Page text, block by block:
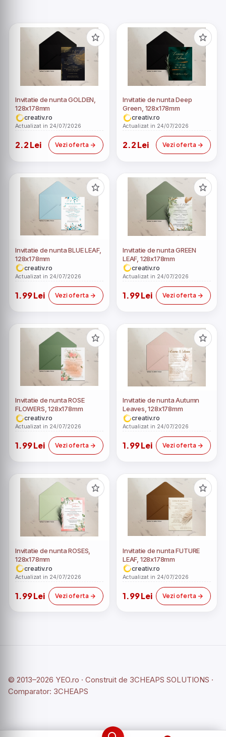
Invitatie de nunta GOLDEN,
128x178mm
creativ.ro
Actualizat in 24/07/2026
2.2 Lei Vezi oferta
Invitatie de nunta Deep
Green, 128x178mm
creativ.ro
Actualizat in 24/07/2026
2.2 Lei Vezi oferta
Invitatie de nunta BLUE LEAF,
128x178mm
creativ.ro
Actualizat in 24/07/2026
1.99 Lei Vezi oferta
Invitatie de nunta GREEN
LEAF, 128x178mm
creativ.ro
Actualizat in 24/07/2026
1.99 Lei Vezi oferta
Invitatie de nunta ROSE
FLOWERS, 128x178mm
creativ.ro
Actualizat in 24/07/2026
1.99 Lei Vezi oferta
Invitatie de nunta Autumn
Leaves, 128x178mm
creativ.ro
Actualizat in 24/07/2026
1.99 Lei Vezi oferta
Invitatie de nunta ROSES,
128x178mm
creativ.ro
Actualizat in 24/07/2026
1.99 Lei Vezi oferta
Invitatie de nunta FUTURE
LEAF, 128x178mm
creativ.ro
Actualizat in 24/07/2026
1.99 Lei Vezi oferta
© 2013–2026 YEO.ro · Construit de 3CHEAPS SOLUTIONS ·
Comparator: 3CHEAPS